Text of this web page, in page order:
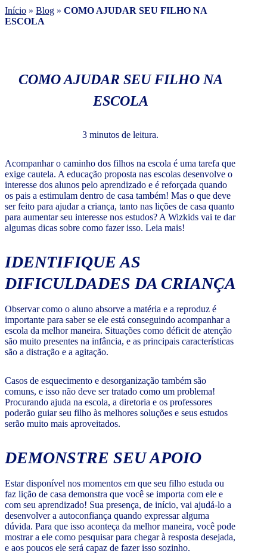
Início » Blog » COMO AJUDAR SEU FILHO NA
ESCOLA
COMO AJUDAR SEU FILHO NA
ESCOLA
3 minutos de leitura.
Acompanhar o caminho dos filhos na escola é uma tarefa que
exige cautela. A educação proposta nas escolas desenvolve o
interesse dos alunos pelo aprendizado e é reforçada quando
os pais a estimulam dentro de casa também! Mas o que deve
ser feito para ajudar a criança, tanto nas lições de casa quanto
para aumentar seu interesse nos estudos? A Wizkids vai te dar
algumas dicas sobre como fazer isso. Leia mais!
IDENTIFIQUE AS
DIFICULDADES DA CRIANÇA
Observar como o aluno absorve a matéria e a reproduz é
importante para saber se ele está conseguindo acompanhar a
escola da melhor maneira. Situações como déficit de atenção
são muito presentes na infância, e as principais características
são a distração e a agitação.
Casos de esquecimento e desorganização também são
comuns, e isso não deve ser tratado como um problema!
Procurando ajuda na escola, a diretoria e os professores
poderão guiar seu filho às melhores soluções e seus estudos
serão muito mais aproveitados.
DEMONSTRE SEU APOIO
Estar disponível nos momentos em que seu filho estuda ou
faz lição de casa demonstra que você se importa com ele e
com seu aprendizado! Sua presença, de início, vai ajudá-lo a
desenvolver a autoconfiança quando expressar alguma
dúvida. Para que isso aconteça da melhor maneira, você pode
mostrar a ele como pesquisar para chegar à resposta desejada,
e aos poucos ele será capaz de fazer isso sozinho.